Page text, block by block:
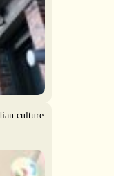
culture